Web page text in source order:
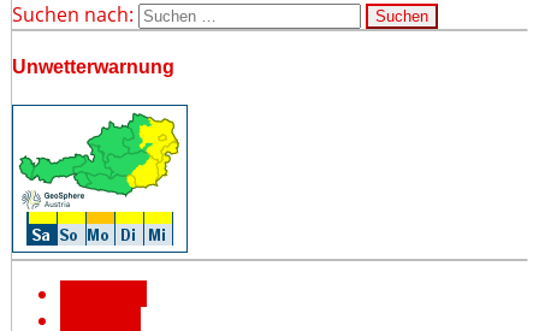
Suchen nach:
Unwetterwarnung